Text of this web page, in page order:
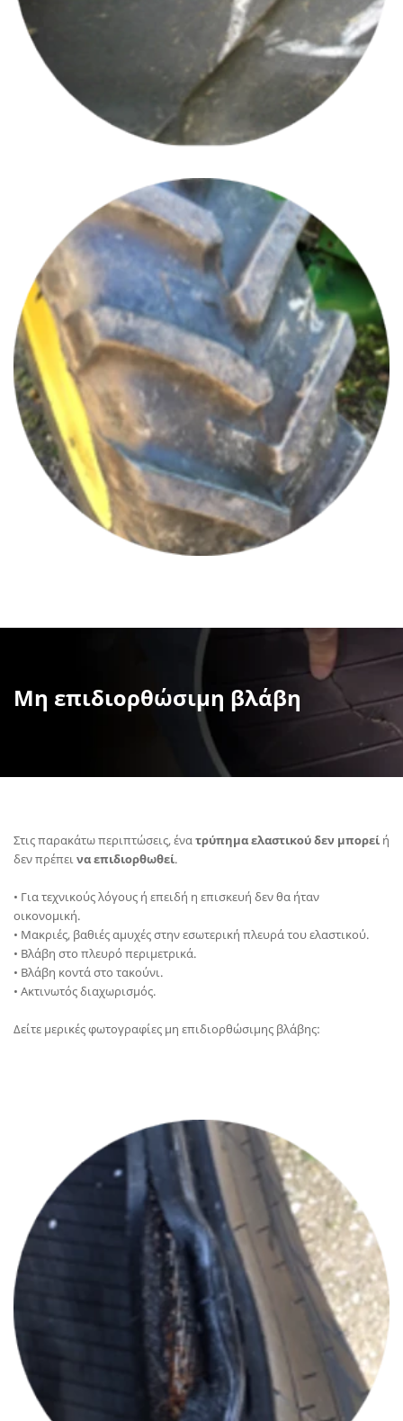
Μη επιδιορθώσιμη βλάβη
Στις παρακάτω περιπτώσεις, ένα τρύπημα ελαστικούδεν μπορεί ή
δεν πρέπει να επιδιορθωθεί.
• Για τεχνικούς λόγους ή επειδή η επισκευή δεν θα ήταν
οικονομική.
• Μακριές, βαθιές αμυχές στην εσωτερική πλευρά του ελαστικού.
• Βλάβη στο πλευρό περιμετρικά.
• Βλάβη κοντά στο τακούνι.
• Ακτινωτός διαχωρισμός.
Δείτε μερικές φωτογραφίες μη επιδιορθώσιμης βλάβης: